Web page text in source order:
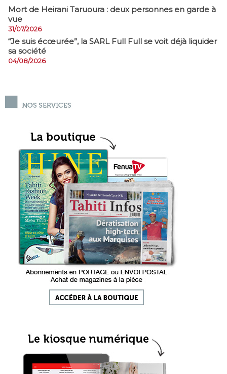
Mort de Heirani Taruoura : deux personnes en garde à
vue
31/07/2026
​“Je suis écœurée”, la SARL Full Full se voit déjà liquider
sa société
04/08/2026